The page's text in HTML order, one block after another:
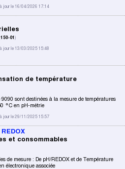
jour le 16/04/2026 17:14
150-01 )
jour le 13/03/2025 15:48
de température
sont destinées à la mesure de températures
°C en pH-métrie
jour le 29/11/2025 15:57
et consommables
de mesure : De pH/REDOX et de Température
électronique associée